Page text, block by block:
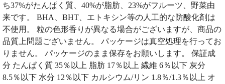
ち37%がたんぱく質、40%が脂肪、23%がフルーツ、野菜由
来です。 BHA、BHT、エトキシン等の人工的な防酸化剤は
不使用。 粒の色形香りが異なる場合がございますが、商品の
品質上問題ございません。 パッケージは真空処理を行ってお
りません。 パッケージのまま保存をお願いします。 保証成
分 たんぱく質 35％以上 脂肪 17％以上 繊維 6％以下 灰分
8.5％以下 水分 12％以下 カルシウム/リン 1.8％/1.3％以上 オ